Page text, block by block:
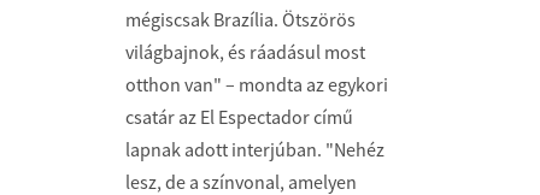
mégiscsak Brazília. Ötszörös
világbajnok, és ráadásul most
otthon van" – mondta az egykori
csatár az El Espectador című
lapnak adott interjúban. "Nehéz
lesz, de a színvonal, amelyen